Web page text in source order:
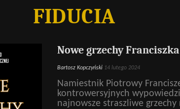
FIDUCIA
Nowe grzechy Franciszka
Bartosz Kopczyński 14 lutego 2024
Namiestnik Piotrowy
kontrowersyjnych
najnowsze straszliwe grzechy